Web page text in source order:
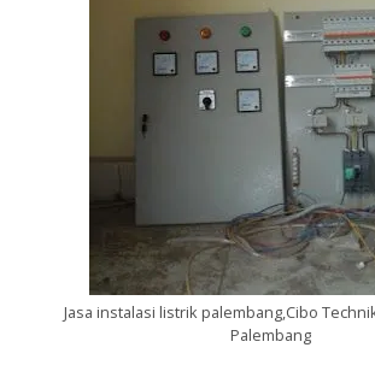
Jasa instalasi listrik palembang,Cibo
Palembang